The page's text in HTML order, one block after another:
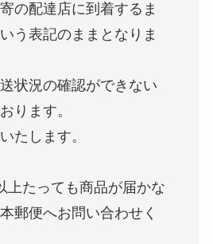
の配達店に到着するま
う表記のままとなりま
状況の確認ができない
ります。
たします。
上たっても商品が届かな
郵便へお問い合わせく